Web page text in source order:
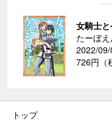
女騎士
たーぼ
2022/09/
726円（
トップ